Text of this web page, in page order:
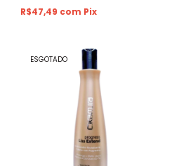
R$47,49 com Pix
ESGOTADO